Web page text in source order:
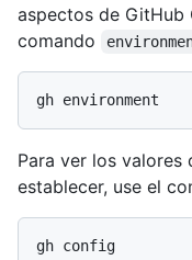
aspectos de GitHub
comando
Para ver los valores
establecer, use el